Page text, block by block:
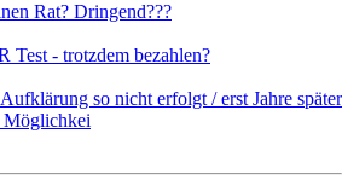
Rat? Dringend???
Test - trotzdem bezahlen?
so nicht erfolgt / erst Jahre später
Möglichkei